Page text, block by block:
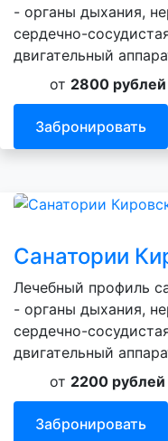
- органы дыхания,
сердечно-
двигательный
от 2800 рублей
Забронировать
Санатории
Лечебный профиль
- органы дыхания,
сердечно-
двигательный
от 2200 рублей
Забронировать